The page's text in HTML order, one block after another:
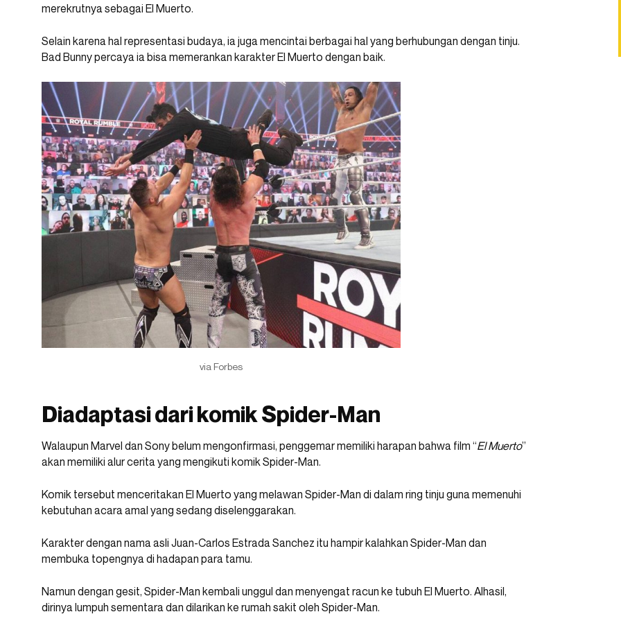
merekrutnya sebagai El Muerto.
Selain karena hal representasi budaya, ia juga mencintai berbagai hal yang berhubungan dengan tinju.
Bad Bunny percaya ia bisa memerankan karakter El Muerto dengan baik.
via Forbes
Diadaptasi dari komik Spider-Man
Walaupun Marvel dan Sony belum mengonfirmasi, penggemar memiliki harapan bahwa film “El Muerto”
akan memiliki alur cerita yang mengikuti komik Spider-Man.
Komik tersebut menceritakan El Muerto yang melawan Spider-Man di dalam ring tinju guna memenuhi
kebutuhan acara amal yang sedang diselenggarakan.
Karakter dengan nama asli Juan-Carlos Estrada Sanchez itu hampir kalahkan Spider-Man dan
membuka topengnya di hadapan para tamu.
Namun dengan gesit, Spider-Man kembali unggul dan menyengat racun ke tubuh El Muerto. Alhasil,
dirinya lumpuh sementara dan dilarikan ke rumah sakit oleh Spider-Man.